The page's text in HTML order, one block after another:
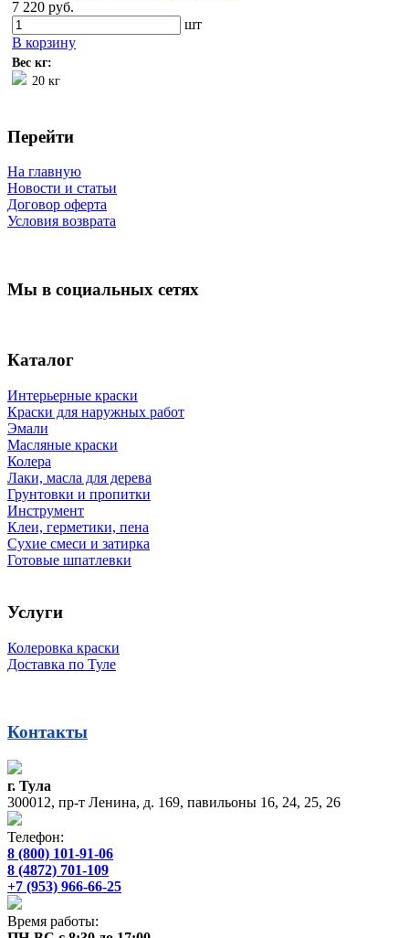
7 220 руб.
шт
В корзину
Вес кг:
20 кг
Перейти
На главную
Новости и статьи
Договор оферта
Условия возврата
Мы в социальных сетях
Каталог
Интерьерные краски
Краски для наружных работ
Эмали
Масляные краски
Колера
Лаки, масла для дерева
Грунтовки и пропитки
Инструмент
Клеи, герметики, пена
Сухие смеси и затирка
Готовые шпатлевки
Услуги
Колеровка краски
Доставка по Туле
Контакты
г. Тула
300012, пр-т Ленина, д. 169, павильоны 16, 24, 25, 26
Телефон:
8 (800) 101-91-06
8 (4872) 701-109
+7 (953) 966-66-25
Время работы: